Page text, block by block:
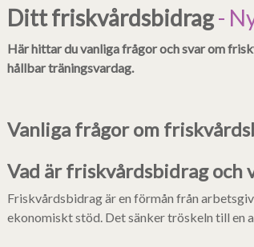
Ditt friskvårdsbidrag-
Här hittar du vanliga frågor och svar om
hållbar träningsvardag.
Vanliga frågor om
Vad är friskvårdsbidrag
Friskvårdsbidrag är en förmån från
ekonomiskt stöd. Det sänker tröskeln till en